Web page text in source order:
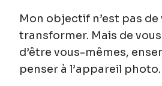
Mon objectif n’est pas de
transformer. Mais de
d’être vous-mêmes,
penser à l’appareil photo.